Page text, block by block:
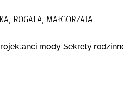
ROGALA, MAŁGORZATA.
mody, Sekrety